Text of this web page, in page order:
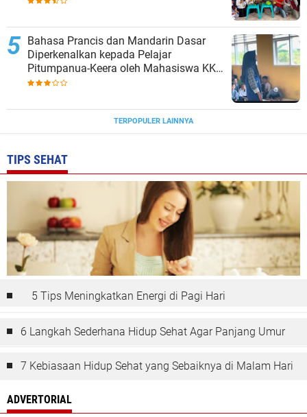
Bahasa Prancis dan Mandarin Dasar
Diperkenalkan kepada Pelajar
Pitumpanua-Keera oleh Mahasiswa KKN
Unhas di Wajo
TERPOPULER LAINNYA
TIPS SEHAT
5 Tips Meningkatkan Energi di Pagi Hari
6 Langkah Sederhana Hidup Sehat Agar Panjang Umur
7 Kebiasaan Hidup Sehat yang Sebaiknya di Malam Hari
ADVERTORIAL